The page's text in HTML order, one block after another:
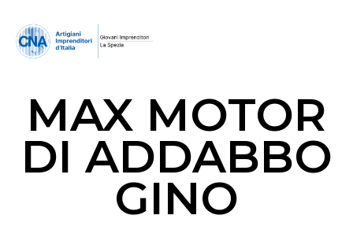
MAX MOTOR
DI ADDABBO
GINO